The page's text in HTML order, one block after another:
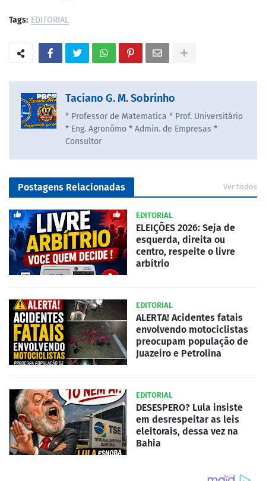
Tags: EDITORIAL
Taciano G. M. Sobrinho
* Professor de Matematica * Prof. Universitário
* Eng. Agronômo * Admin. de Empresas *
Consultor
Postagens Relacionadas Ver todos
EDITORIAL
ELEIÇÕES 2026: Seja de
esquerda, direita ou
centro, respeite o livre
arbítrio
EDITORIAL
ALERTA! Acidentes fatais
envolvendo motociclistas
preocupam população de
Juazeiro e Petrolina
EDITORIAL
DESESPERO? Lula insiste
em desrespeitar as leis
eleitorais, dessa vez na
Bahia